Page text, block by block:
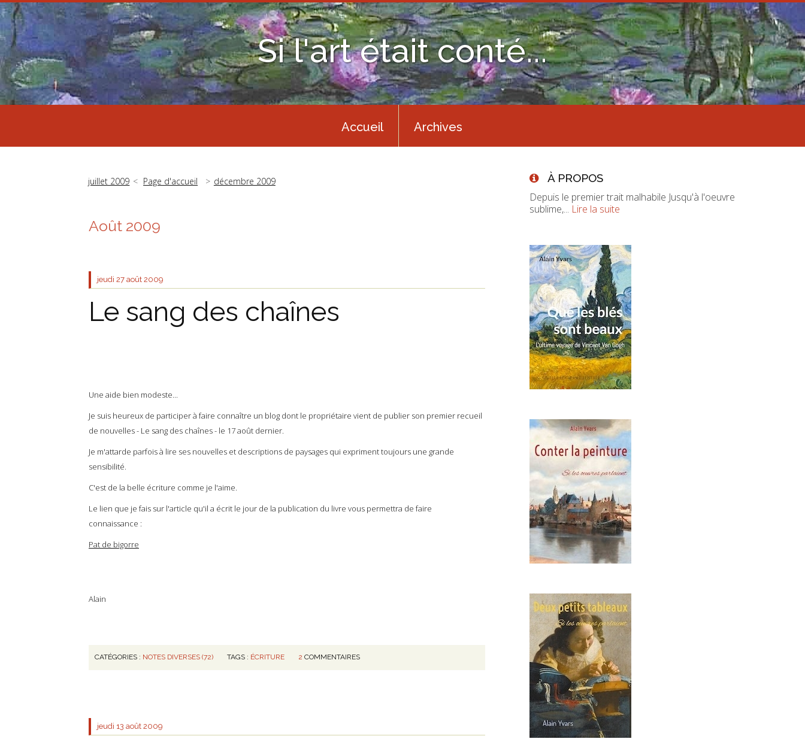
Si l'art était conté...
Accueil Archives
juillet 2009 Page d'accueil décembre 2009
Août 2009
jeudi 27 août 2009
Le sang des chaînes
Une aide bien modeste...
Je suis heureux de participer à faire connaître un blog dont le propriétaire vient de publier son premier recueil
de nouvelles - Le sang des chaînes - le 17 août dernier.
Je m'attarde parfois à lire ses nouvelles et descriptions de paysages qui expriment toujours une grande
sensibilité.
C'est de la belle écriture comme je l'aime.
Le lien que je fais sur l'article qu'il a écrit le jour de la publication du livre vous permettra de faire
connaissance :
Pat de bigorre
Alain
CATÉGORIES : NOTES DIVERSES (72) TAGS : ÉCRITURE 2 COMMENTAIRES
jeudi 13 août 2009
À PROPOS
Depuis le premier trait malhabile Jusqu'à l'oeuvre
sublime,... Lire la suite